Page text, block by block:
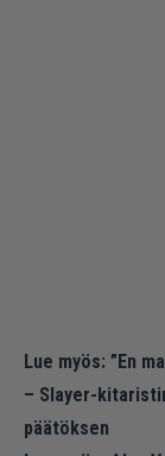
Lue myös: ”En
– Slayer-
päätöksen